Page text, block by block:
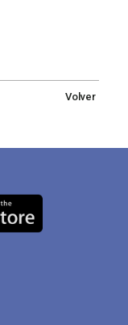
Volver